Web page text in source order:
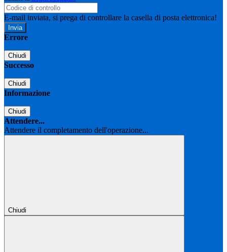
E-mail inviata, si prega di controllare la casella di posta elettronica!
Errore
Chiudi
Successo
Chiudi
Informazione
Chiudi
Attendere...
Attendere il completamento dell'operazione...
Chiudi